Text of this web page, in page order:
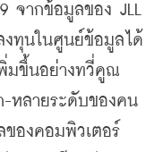
จากข้อมูลของ JLL
งทุนในศูนย์ข้อมูลได้
มขึ้นอย่างทวี่คูณ
-หลายระดับของคน
ของคอมพิวเตอร์